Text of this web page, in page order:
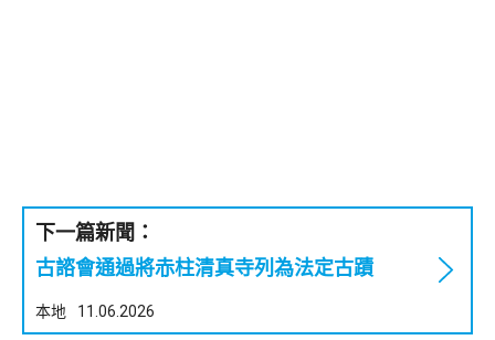
下一篇新聞：
古諮會通過將赤柱清真寺列為法定古蹟
本地 11.06.2026